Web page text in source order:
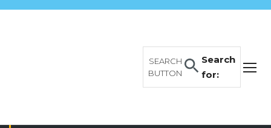
Search
for:
SEARCH
BUTTON